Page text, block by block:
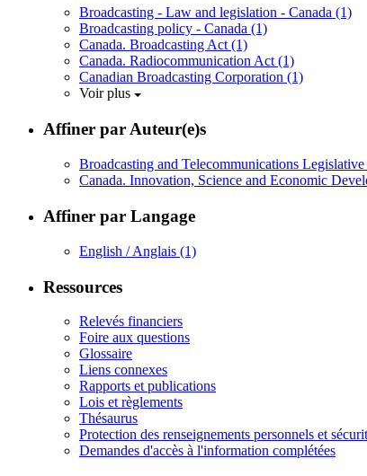
Broadcasting - Law and legislation - Canada (1)
Broadcasting policy - Canada (1)
Canada. Broadcasting Act (1)
Canada. Radiocommunication Act (1)
Canadian Broadcasting Corporation (1)
Voir plus
Affiner par Auteur(e)s
Broadcasting and Telecommunications
Canada. Innovation, Science and Economic
Affiner par Langage
English / Anglais (1)
Ressources
Relevés financiers
Foire aux questions
Glossaire
Liens connexes
Rapports et publications
Lois et règlements
Thésaurus
Protection des renseignements personnels et
Demandes d'accès à l'information complétées